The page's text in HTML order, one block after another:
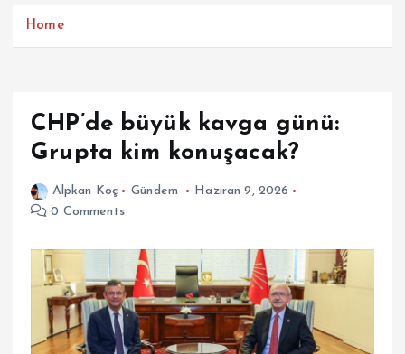
Home
CHP’de büyük kavga günü:
Grupta kim konuşacak?
Alpkan Koç Gündem
Haziran 9, 2026
0 Comments